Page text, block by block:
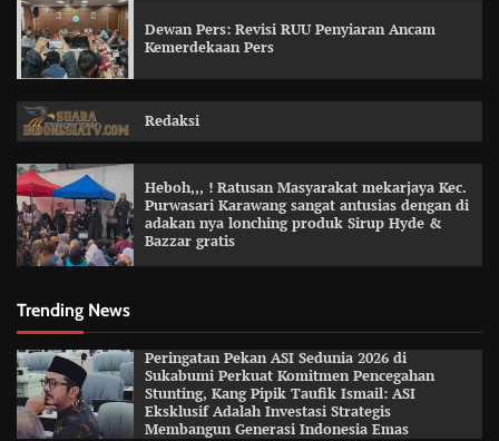
Dewan Pers: Revisi RUU Penyiaran Ancam
Kemerdekaan Pers
Redaksi
Heboh,,, ! Ratusan Masyarakat mekarjaya Kec.
Purwasari Karawang sangat antusias dengan di
adakan nya lonching produk Sirup Hyde &
Bazzar gratis
Trending News
Peringatan Pekan ASI Sedunia 2026 di
Sukabumi Perkuat Komitmen Pencegahan
Stunting, Kang Pipik Taufik Ismail: ASI
Eksklusif Adalah Investasi Strategis
Membangun Generasi Indonesia Emas